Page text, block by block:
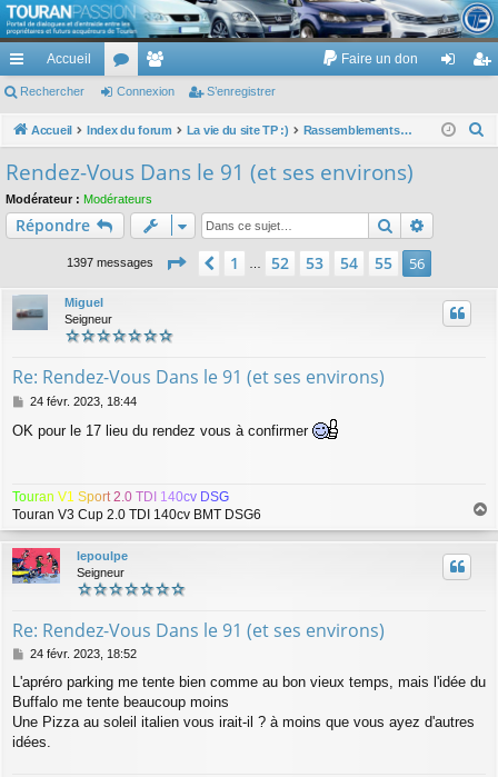
TouranPassion
Le forum des propriétaires ou futurs acquéreurs du Volkswagen Touran
cc
ès
pi
de
Accueil
or
u
e
m
Faire un don
ne nr
Rechercher Connexion S’enregistrer
Accueil Index du forum La vie du site TP :) Rassemblements, rencontres et "croisement"
Rendez-Vous Dans le 91 (et ses environs)
Modérateur : Modérateurs
Répondre Rechercher
1397 messages Page 56 sur56
Précédente
1 52 53 54 55 56
Miguel
Seigneur
Re: Rendez-Vous Dans le 91 (et ses environs)
M
s
e
24 févr. 2023, 18:44
OK pour le 17 lieu du rendez vous à confirmer
Touran V1 Sport 2 0 TDI 1 40cv DSG
Touran V3 Cup 2.0 TDI 140cv BMT DSG6
u
lepoulpe
Seigneur
Re: Rendez-Vous Dans le 91 (et ses environs)
M
s
s
a
g
24 févr. 2023, 18:52
L'apréro parking me tente bien comme au bon vieux temps, mais l'idée du
Buffalo me tente beaucoup moins
Une Pizza au soleil italien vous irait-il ? à moins que vous ayez d'autres
idées.